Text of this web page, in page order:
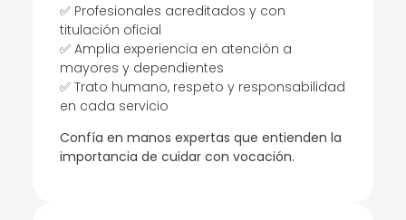
✅ Profesionales acreditados y con
titulación oficial
✅ Amplia experiencia en atención a
mayores y dependientes
✅ Trato humano, respeto y responsabilidad
en cada servicio
Confía en manos expertas que entienden la
importancia de cuidar con vocación.